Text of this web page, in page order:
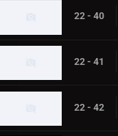
22 - 40
22 - 41
22 - 42